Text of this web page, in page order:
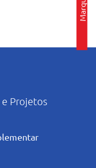
e Projetos